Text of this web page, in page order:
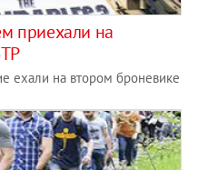
приехали на
ехали на втором броневике